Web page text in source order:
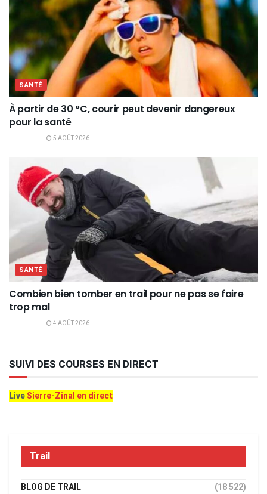
SANTÉ
À partir de 30 °C, courir peut devenir dangereux
pour la santé
5 AOÛT 2026
SANTÉ
Combien bien tomber en trail pour ne pas se faire
trop mal
4 AOÛT 2026
SUIVI DES COURSES EN DIRECT
LiveSierre-Zinal en direct
Trail
BLOG DE TRAIL (18 522)